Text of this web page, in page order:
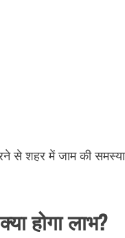
से शहर में जाम की
होगा लाभ?